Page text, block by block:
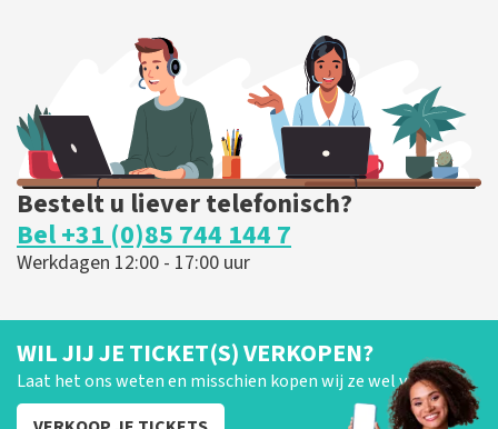
Bestelt u liever telefonisch?
Bel +31 (0)85 744 144 7
Werkdagen 12:00 - 17:00 uur
WIL JIJ JE TICKET(S) VERKOPEN?
Laat het ons weten en misschien kopen wij ze wel van je!